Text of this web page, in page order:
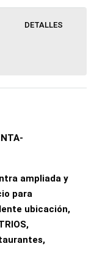
DETALLES
ampliada y
para
ubicación,